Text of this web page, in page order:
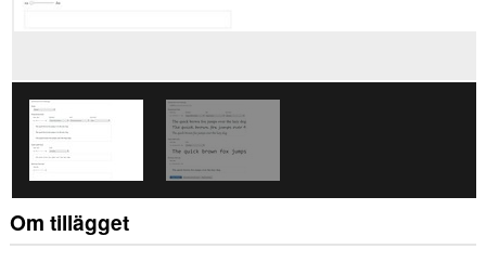
Om tillägget